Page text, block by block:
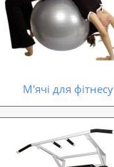
М'ячі для фітнесу